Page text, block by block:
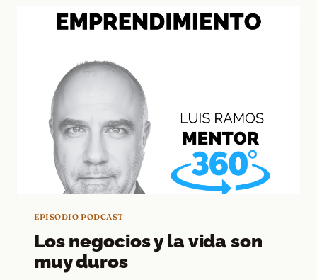
MÁS
EPISODIO PODCAST
Los negocios y la vida son
muy duros